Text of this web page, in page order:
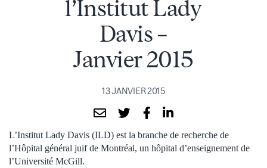
l’Institut Lady
Davis –
Janvier 2015
13 JANVIER 2015
L’Institut Lady Davis (ILD) est la branche de recherche de
l’Hôpital général juif de Montréal, un hôpital d’enseignement de
l’Université McGill.